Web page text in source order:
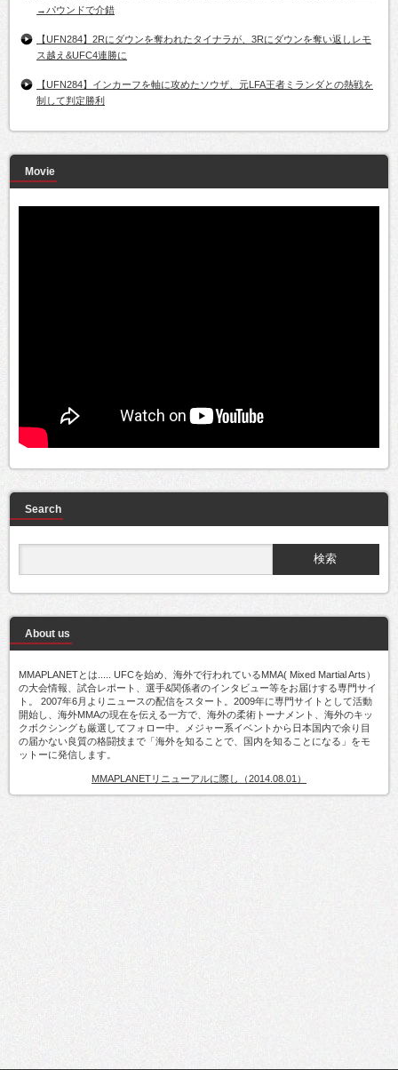
→パウンドで介錯
【UFN284】2Rにダウンを奪われたタイナラが、3Rにダウンを奪い返しレモ
ス越え&UFC4連勝に
【UFN284】インカーフを軸に攻めたソウザ、元LFA王者ミランダとの熱戦を
制して判定勝利
Movie
Search
About us
MMAPLANETとは..... UFCを始め、海外で行われているMMA( Mixed Martial Arts）
の大会情報、試合レポート、選手&関係者のインタビュー等をお届けする専門サイ
ト。 2007年6月よりニュースの配信をスタート。2009年に専門サイトとして活動
開始し、海外MMAの現在を伝える一方で、海外の柔術トーナメント、海外のキッ
クボクシングも厳選してフォロー中。メジャー系イベントから日本国内で余り目
の届かない良質の格闘技まで「海外を知ることで、国内を知ることになる」をモ
ットーに発信します。
MMAPLANETリニューアルに際し（2014.08.01）